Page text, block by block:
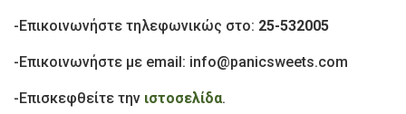
-Επικοινωνήστε τηλεφωνικώς στο: 25-532005
-Επικοινωνήστε με email: info@panicsweets.com
-Επισκεφθείτε την ιστοσελίδα.